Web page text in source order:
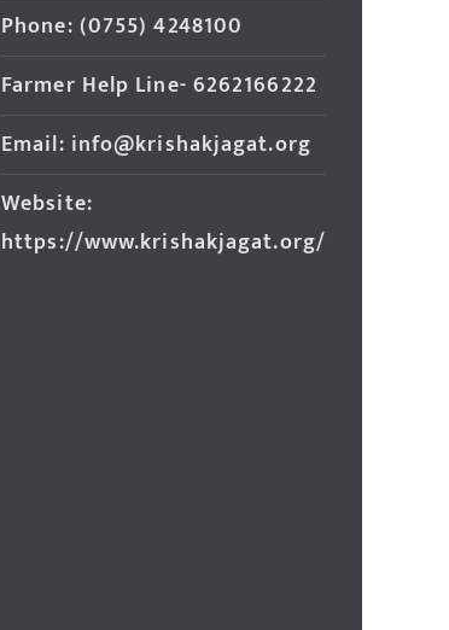
Phone: (0755) 4248100
Farmer Help Line- 6262166222
Email: info@krishakjagat.org
Website:
https://www.krishakjagat.org/